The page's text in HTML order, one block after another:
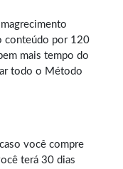
conteúdo por 120
mais tempo do
todo o Método
você compre
terá 30 dias